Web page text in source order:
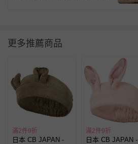
更多推薦商品
滿2件9折
日本 CB JAPAN -
滿2件9折
日本 CB JAPAN -